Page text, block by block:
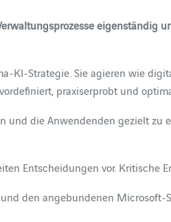
Sie agieren wie
praxiserprobt und
die Anwendenden gezielt
Entscheidungen vor.
den angebundenen